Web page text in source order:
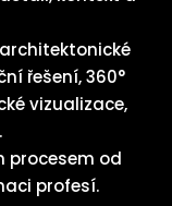
řešení, 360°
vizualizace,
procesem od
profesí.